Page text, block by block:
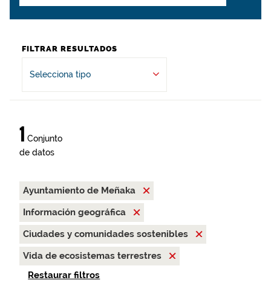
FILTRAR RESULTADOS
Selecciona tipo
1 Conjunto
de datos
Ayuntamiento de Meñaka
Información geográfica
Ciudades y comunidades sostenibles
Vida de ecosistemas terrestres
Restaurar filtros